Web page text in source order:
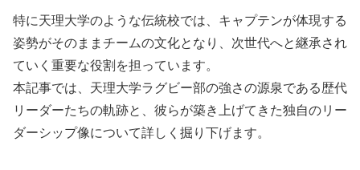
特に天理大学のような伝統校では、キャプテンが体現する
姿勢がそのままチームの文化となり、次世代へと継承され
ていく重要な役割を担っています。
本記事では、天理大学ラグビー部の強さの源泉である歴代
リーダーたちの軌跡と、彼らが築き上げてきた独自のリー
ダーシップ像について詳しく掘り下げます。